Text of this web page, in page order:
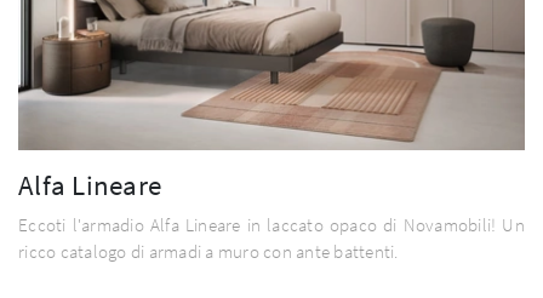
Alfa Lineare
Eccoti l'armadio Alfa Lineare in laccato opaco di Novamobili! Un
ricco catalogo di armadi a muro con ante battenti.